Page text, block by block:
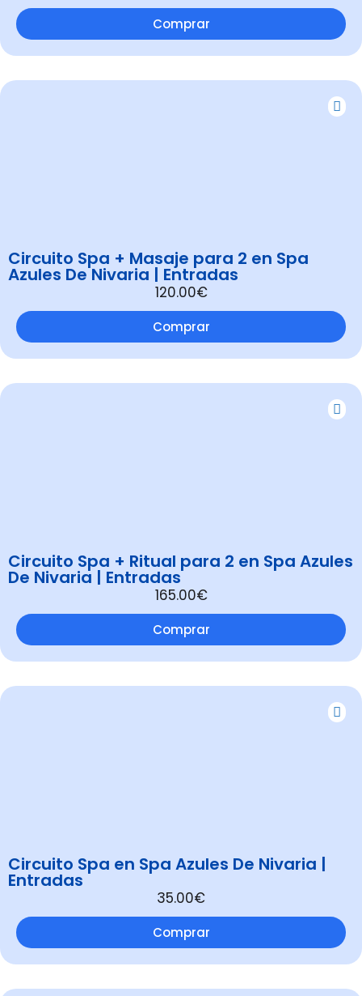
Comprar
Circuito Spa + Masaje para 2 en Spa
Azules De Nivaria | Entradas
120.00€
Comprar
Circuito Spa + Ritual para 2 en Spa Azules
De Nivaria | Entradas
165.00€
Comprar
Circuito Spa en Spa Azules De Nivaria |
Entradas
35.00€
Comprar